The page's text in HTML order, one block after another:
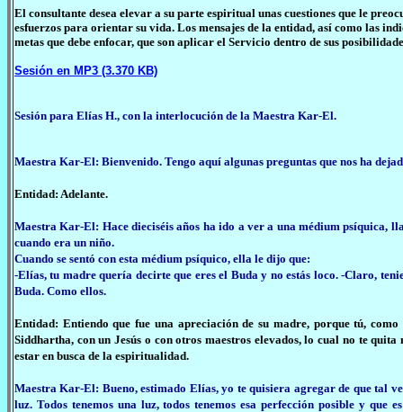
El consultante desea elevar a su parte espiritual unas cuestiones que le
esfuerzos para orientar su vida. Los mensajes de la entidad, así como las
metas que debe enfocar, que son aplicar el Servicio dentro de sus
Sesión en MP3 (3.370 KB)
Sesión para Elías H., con la interlocución de la Maestra Kar-El.
Maestra Kar-El: Bienvenido. Tengo aquí algunas preguntas que nos ha
Entidad: Adelante.
Maestra Kar-El: Hace dieciséis años ha ido a ver a una médium psíquica,
cuando era un niño.
Cuando se sentó con esta médium psíquico, ella le dijo que:
-Elías, tu madre quería decirte que eres el Buda y no estás loco. -Claro,
Buda. Como ellos.
Entidad: Entiendo que fue una apreciación de su madre, porque tú,
Siddhartha, con un Jesús o con otros maestros elevados, lo cual no te
estar en busca de la espiritualidad.
Maestra Kar-El: Bueno, estimado Elías, yo te quisiera agregar de que tal
luz. Todos tenemos una luz, todos tenemos esa perfección posible y que